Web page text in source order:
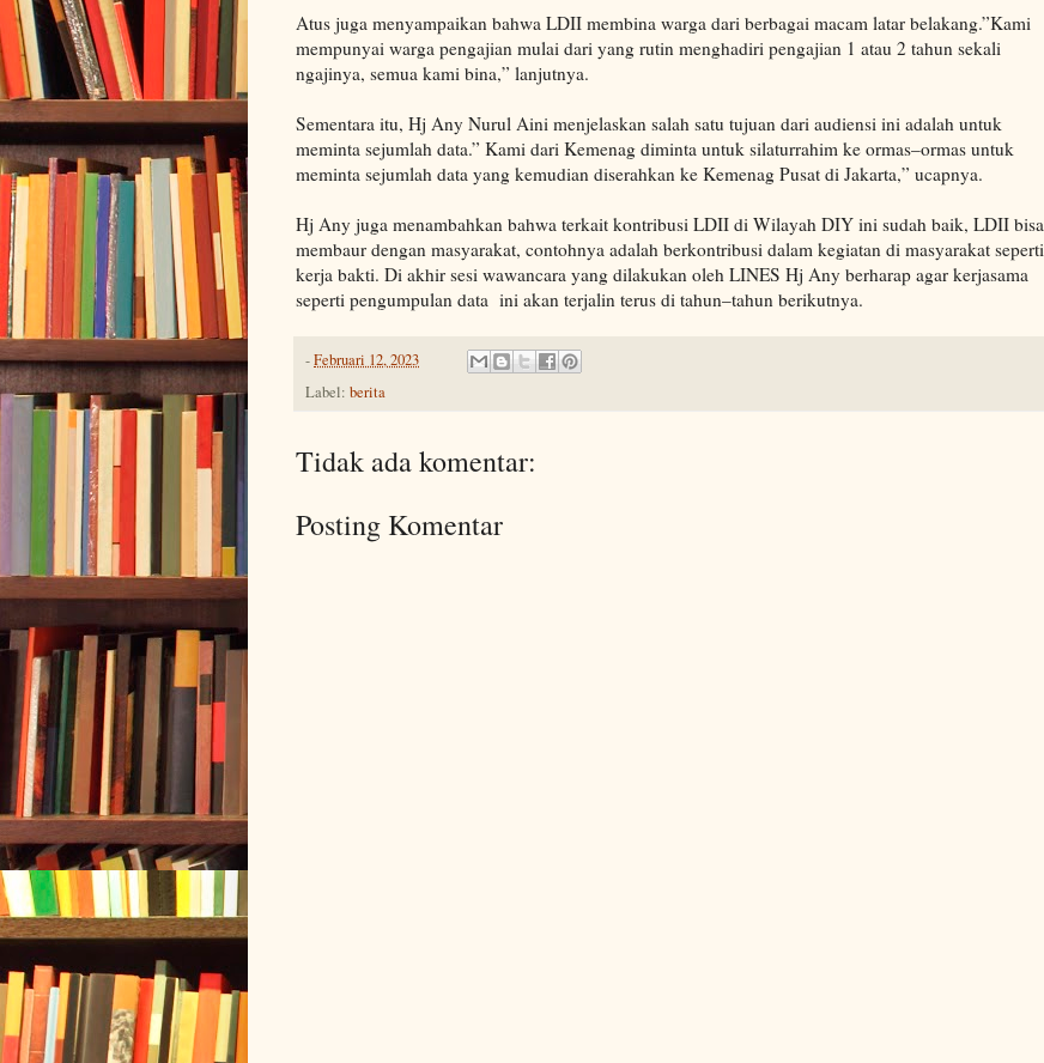
Atus juga menyampaikan bahwa LDII membina warga dari berbagai macam latar belakang.”Kami
mempunyai warga pengajian mulai dari yang rutin menghadiri pengajian 1 atau 2 tahun sekali
ngajinya, semua kami bina,” lanjutnya.
Sementara itu, Hj Any Nurul Aini menjelaskan salah satu tujuan dari audiensi ini adalah untuk
meminta sejumlah data.” Kami dari Kemenag diminta untuk silaturrahim ke ormas–ormas untuk
meminta sejumlah data yang kemudian diserahkan ke Kemenag Pusat di Jakarta,” ucapnya.
Hj Any juga menambahkan bahwa terkait kontribusi LDII di Wilayah DIY ini sudah baik, LDII bisa
membaur dengan masyarakat, contohnya adalah berkontribusi dalam kegiatan di masyarakat seperti
kerja bakti. Di akhir sesi wawancara yang dilakukan oleh LINES Hj Any berharap agar kerjasama
seperti pengumpulan data ini akan terjalin terus di tahun–tahun berikutnya.
-Februari 12, 2023
Label: berita
Tidak ada komentar:
Posting Komentar